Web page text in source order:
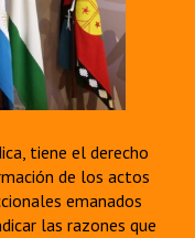
tiene el derecho
de los actos
emanados
las razones que